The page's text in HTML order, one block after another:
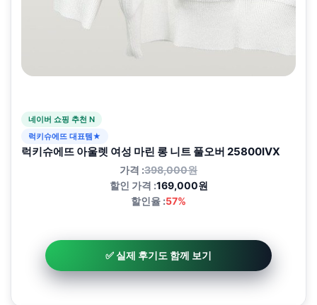
네이버 쇼핑 추천 N
럭키슈에뜨 대표템★
럭키슈에뜨 아울렛 여성 마린 롱 니트 풀오버 25800IVX
가격 :398,000원
할인 가격 :169,000원
할인율 :57%
✅ 실제 후기도 함께 보기